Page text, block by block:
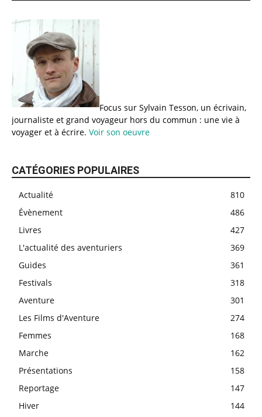
Focus sur Sylvain Tesson, un écrivain,
journaliste et grand voyageur hors du commun : une vie à
voyager et à écrire. Voir son oeuvre
CATÉGORIES POPULAIRES
Actualité
810
Évènement
486
Livres
427
L'actualité des aventuriers
369
Guides
361
Festivals
318
Aventure
301
Les Films d'Aventure
274
Femmes
168
Marche
162
Présentations
158
Reportage
147
Hiver
144